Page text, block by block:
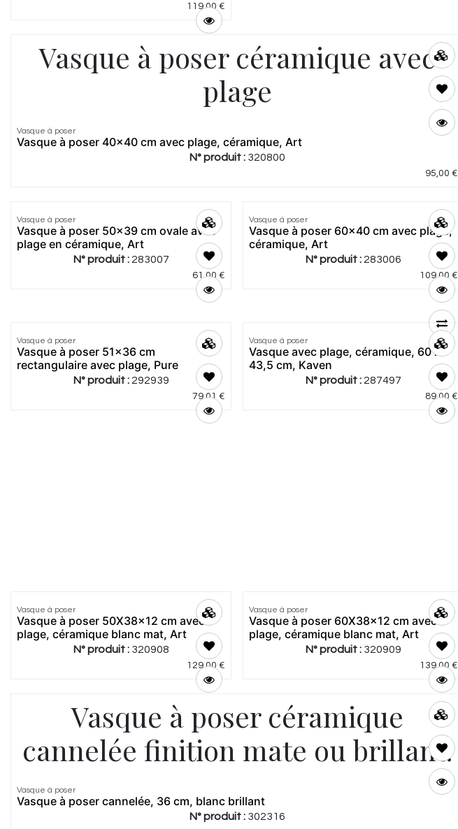
119,00 €
Vasque à poser céramique avec
plage
Vasque à poser
Vasque à poser 40x40 cm avec plage, céramique, Art
N° produit : 320800
95,00 €
Meilleur
prix
Vasque à poser
Vasque à poser 50x39 cm ovale avec
plage en céramique, Art
N° produit : 283007
61,00 €
Vasque à poser
Vasque à poser 60x40 cm avec plage,
céramique, Art
N° produit : 283006
109,00 €
Meilleur
prix
Vasque à poser
Vasque à poser 51x36 cm
rectangulaire avec plage, Pure
N° produit : 292939
79,01 €
Meilleur
prix
Vasque à poser
Vasque avec plage, céramique, 60 X
43,5 cm, Kaven
N° produit : 287497
89,00 €
Vasque à poser
Vasque à poser 50X38x12 cm avec
plage, céramique blanc mat, Art
N° produit : 320908
129,00 €
Vasque à poser
Vasque à poser 60X38x12 cm avec
plage, céramique blanc mat, Art
N° produit : 320909
139,00 €
Vasque à poser céramique
cannelée finition mate ou brillant.
Vasque à poser
Vasque à poser cannelée, 36 cm, blanc brillant
N° produit : 302316